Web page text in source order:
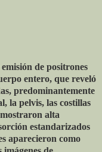
de positrones
entero, que reveló
predominantemente
la pelvis, las costillas
alta
estandarizados
aparecieron como